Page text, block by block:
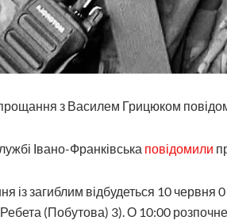
з Василем Грицюком
Івано-Франківська повідомили
із загиблим відбудеться 10 червня
(Побутова) 3). О 10:00